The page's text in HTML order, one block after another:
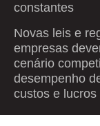
constantes
Novas leis e
empresas
cenário
desempenho
custos e lucros